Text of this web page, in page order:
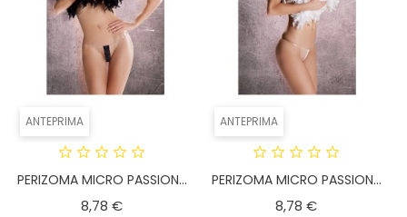
ANTEPRIMA
PERIZOMA MICRO PASSION...
8,78 €Prezzo
ANTEPRIMA
PERIZOMA MICRO PASSION...
8,78 €Prezzo